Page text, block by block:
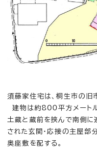
須藤家住宅は、桐生市の旧
建物は約800平方メート
土蔵と蔵前を挟んで南側に
された玄関・応接の主屋部
奥座敷を配する。